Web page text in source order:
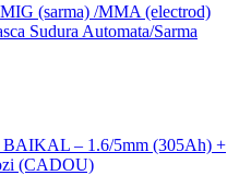
(sarma) /MMA (electrod)
Sudura Automata/Sarma